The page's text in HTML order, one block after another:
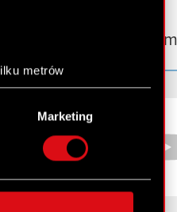
metrów
(fingerprinting,
preferencje w
chwili.
i
Marketing
gear.cdprojektred.com
Facebook